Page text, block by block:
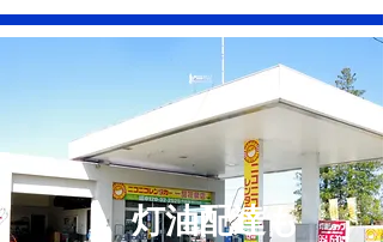
灯油配達も